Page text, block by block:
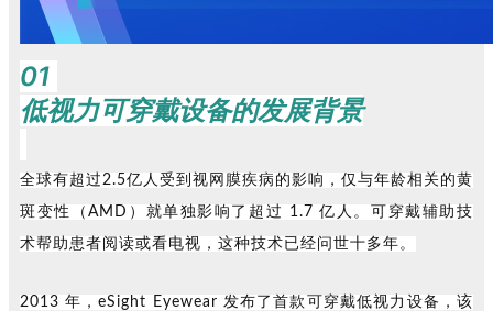
01
低视力可穿戴设备的发展背景
全球有超过2.5亿人受到视网膜疾病的影响，仅与年龄相关的黄
斑变性（AMD）就单独影响了超过 1.7 亿人。 可穿戴辅助技
术帮助患者阅读或看电视，这种技术已经问世十多年。
2013 年，eSight Eyewear 发布了首款可穿戴低视力设备，该